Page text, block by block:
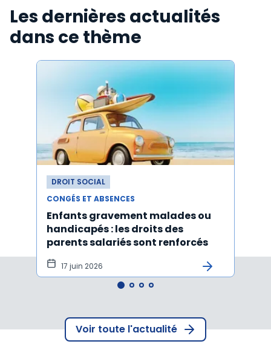
Les dernières actualités
dans ce thème
DROIT SOCIAL
CONGÉS ET ABSENCES
Enfants gravement malades ou
handicapés : les droits des
parents salariés sont renforcés
17 juin 2026
Voir toute l'actualité